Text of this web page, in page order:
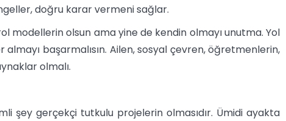
doğru karar vermeni sağlar.
modellerin olsun ama yine de kendin olmayı unutma. Yol
başarmalısın. Ailen, sosyal çevren, öğretmenlerin,
olmalı.
şey gerçekçi tutkulu projelerin olmasıdır. Ümidi ayakta